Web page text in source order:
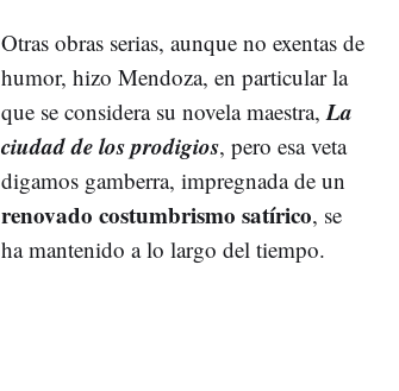
Otras obras serias, aunque no exentas de
humor, hizo Mendoza, en particular la
que se considera su novela maestra,La
ciudad de los prodigios, pero esa veta
digamos gamberra, impregnada de un
renovado costumbrismo satírico, se
ha mantenido a lo largo del tiempo.